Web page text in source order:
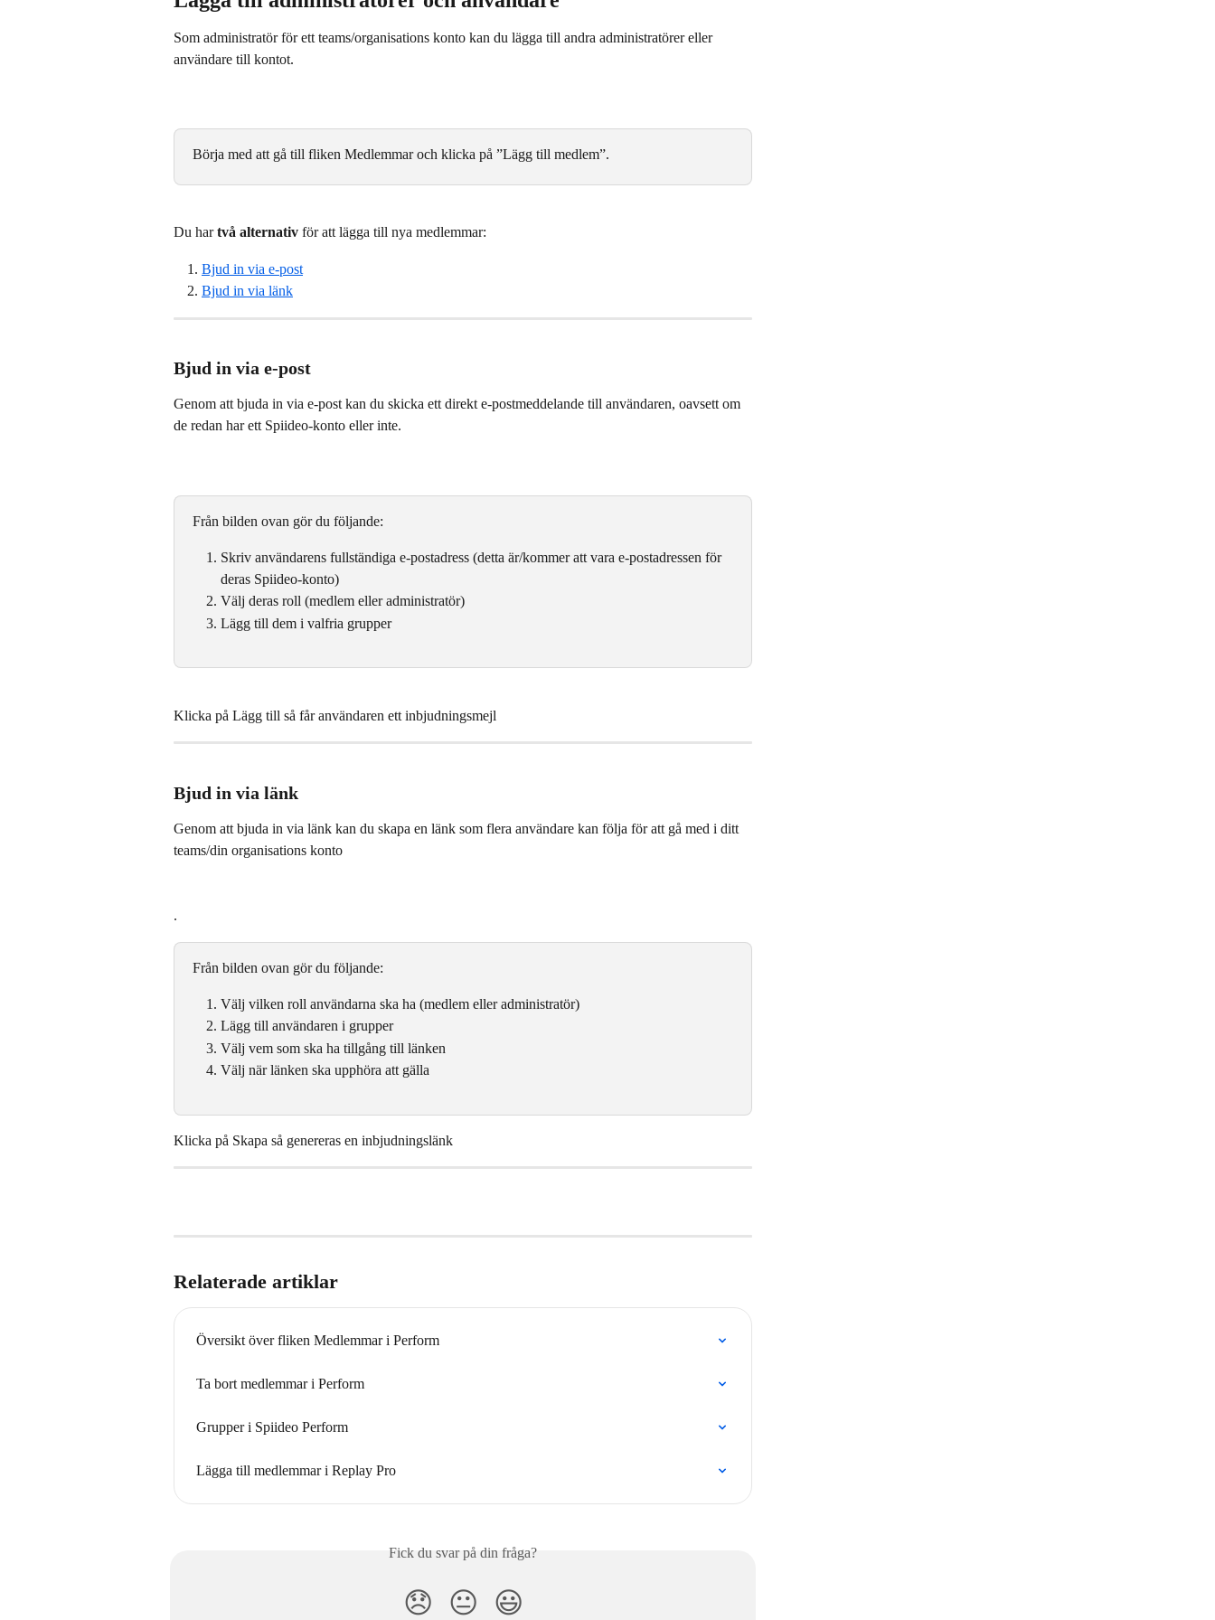
Som administratör för ett teams/organisations konto kan du lägga till andra administratörer eller
användare till kontot.
Börja med att gå till fliken Medlemmar och klicka på ”Lägg till medlem”.
Du har två alternativ för att lägga till nya medlemmar:
Bjud in via e-post
Bjud in via länk
Bjud in via e-post
Genom att bjuda in via e-post kan du skicka ett direkt e-postmeddelande till användaren, oavsett om
de redan har ett Spiideo-konto eller inte.
Från bilden ovan gör du följande:
Skriv användarens fullständiga e-postadress (detta är/kommer att vara e-postadressen för
deras Spiideo-konto)
Välj deras roll (medlem eller administratör)
Lägg till dem i valfria grupper
Klicka på Lägg till så får användaren ett inbjudningsmejl
Bjud in via länk
Genom att bjuda in via länk kan du skapa en länk som flera användare kan följa för att gå med i ditt
teams/din organisations konto
.
Från bilden ovan gör du följande:
Välj vilken roll användarna ska ha (medlem eller administratör)
Lägg till användaren i grupper
Välj vem som ska ha tillgång till länken
Välj när länken ska upphöra att gälla
Klicka på Skapa så genereras en inbjudningslänk
Relaterade artiklar
Översikt över fliken Medlemmar i Perform
Ta bort medlemmar i Perform
Grupper i Spiideo Perform
Lägga till medlemmar i Replay Pro
Fick du svar på din fråga?
😞 😐 😃